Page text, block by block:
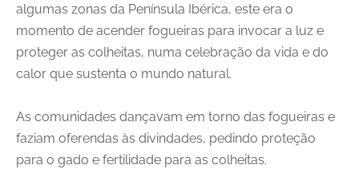
algumas zonas da Península Ibérica, este era o
momento de acender fogueiras para invocar a luz e
proteger as colheitas, numa celebração da vida e do
calor que sustenta o mundo natural.
As comunidades dançavam em torno das fogueiras e
faziam oferendas às divindades, pedindo proteção
para o gado e fertilidade para as colheitas.